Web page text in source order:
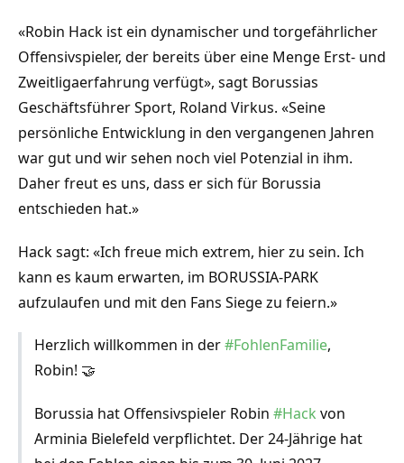
«Robin Hack ist ein dynamischer und torgefährlicher
Offensivspieler, der bereits über eine Menge Erst- und
Zweitligaerfahrung verfügt», sagt Borussias
Geschäftsführer Sport, Roland Virkus. «Seine
persönliche Entwicklung in den vergangenen Jahren
war gut und wir sehen noch viel Potenzial in ihm.
Daher freut es uns, dass er sich für Borussia
entschieden hat.»
Hack sagt: «Ich freue mich extrem, hier zu sein. Ich
kann es kaum erwarten, im BORUSSIA-PARK
aufzulaufen und mit den Fans Siege zu feiern.»
Herzlich willkommen in der#FohlenFamilie,
Robin! 🤝
Borussia hat Offensivspieler Robin #Hack von
Arminia Bielefeld verpflichtet. Der 24-Jährige hat